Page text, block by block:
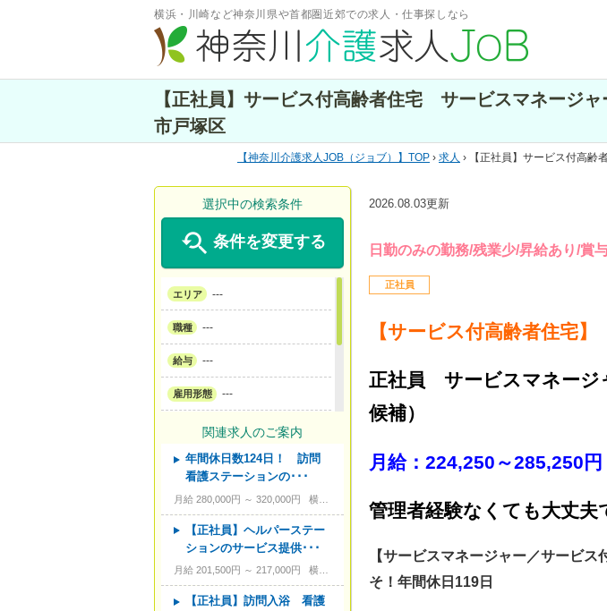
横浜・川崎など神奈川県や首都圏近郊での求人・仕事探しなら
【正社員】サービス付高齢者住宅 サービスマネ
市戸塚区
神奈川介護求人JOB（ジョブ） TOP › 求人 › 【正社員】サービス付
2026.08.03更新
日勤のみの勤務/残業少/昇給あり/賞
正社員
【サービス付高齢者住宅】
正社員 サービスマネージ
候補）
月給：224,250～285,250
管理者経験なくても大丈夫
【サービスマネージャー／サービ
そ！年間休日119日
選択中の検索条件
 条件を変更する
エリア ---
職種 ---
給与 ---
雇用形態 ---
サービス形態 ---
資格 ---
こだわり条件
キーワード ---
関連求人のご案内
年間休日数124日！ 訪問
看護ステーションの･･･
月給 280,000円 ～ 320,000円 横浜市旭区今宿１－２８－２
【正社員】ヘルパーステー
ションのサービス提供･･･
月給 201,500円 ～ 217,000円 横浜市神奈川区西神奈川１－９－２
【正社員】訪問入浴 看護